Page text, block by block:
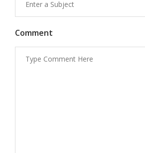
Comment